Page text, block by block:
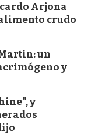
Arjona
crudo
un
y
y